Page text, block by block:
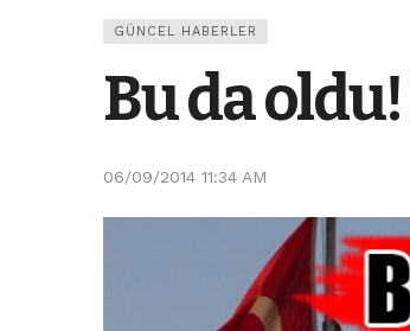
GÜNCEL HABERLER
Bu da
06/09/2014 11:34 AM